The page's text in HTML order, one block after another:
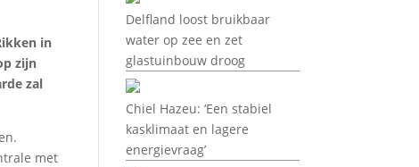
in
zijn
zal
met
Delfland loost bruikbaar
water op zee en zet
glastuinbouw droog
Chiel Hazeu: ‘Een stabiel
kasklimaat en lagere
energievraag’